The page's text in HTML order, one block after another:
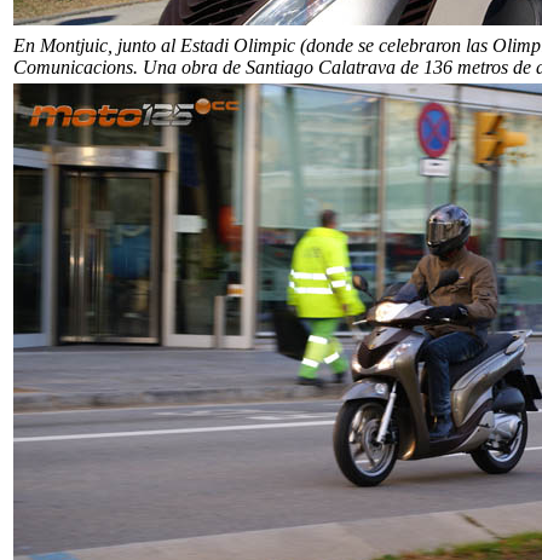
En Montjuic, junto al Estadi Olimpic (donde se celebraron las
Comunicacions. Una obra de Santiago Calatrava de 136 metros de